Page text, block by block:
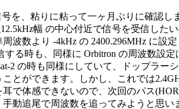
を、粘りに粘って一ヶ月ぶりに確認し
幅 の中心付近で信号を受信した
波数より -4kHz の 2400.296MHz に設
する時も、同様に Orbitron の周波数設定
2 の時も同様にしていて、ドップラー
とができます。しかし、これでは
耳で体感できないので、次回のパス
手動追尾で周波数を追ってみようと思い